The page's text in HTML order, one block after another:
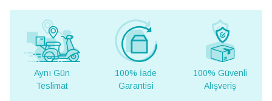
Aynı Gün
Teslimat
100% İade
Garantisi
100% Güvenli
Alışveriş